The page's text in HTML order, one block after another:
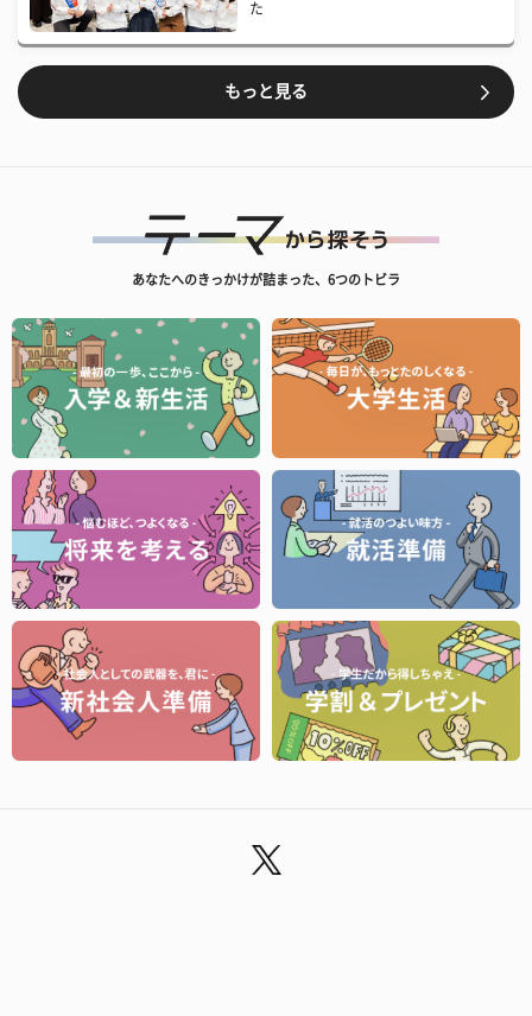
た
もっと見る
あなたへのきっかけが詰まった、6つのトビラ